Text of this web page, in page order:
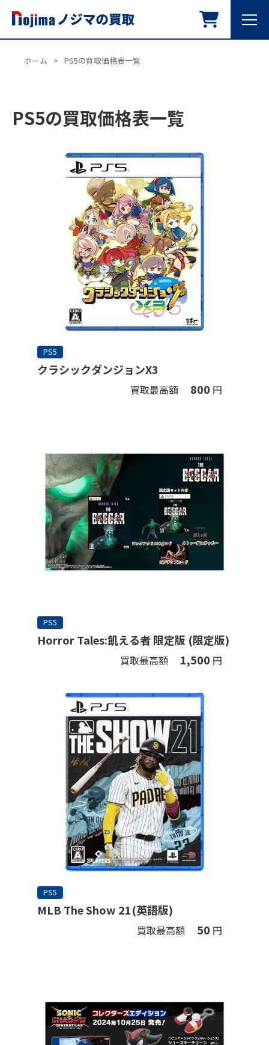
ホーム > PS5の買取価格表一覧
PS5の買取価格表一覧
PS5
クラシックダンジョンX3
買取最高額 800 円
PS5
Horror Tales:飢える者 限定版 (限定版)
買取最高額 1,500 円
PS5
MLB The Show 21(英語版)
買取最高額 50 円